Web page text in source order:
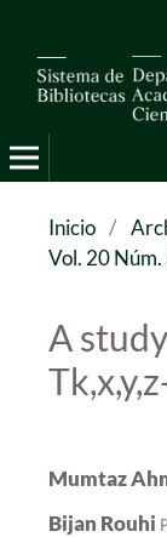
Inicio /
Vol. 20
A
Mumtaz
Bijan Rouhi